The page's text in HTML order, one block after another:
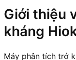
Giới thiệu
kháng
Máy phân tích trở